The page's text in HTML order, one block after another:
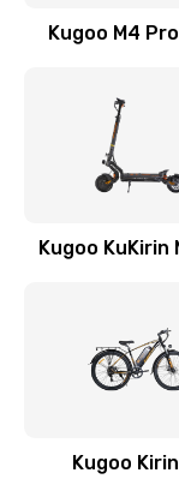
Kugoo M4
Kugoo KuKirin
Kugoo